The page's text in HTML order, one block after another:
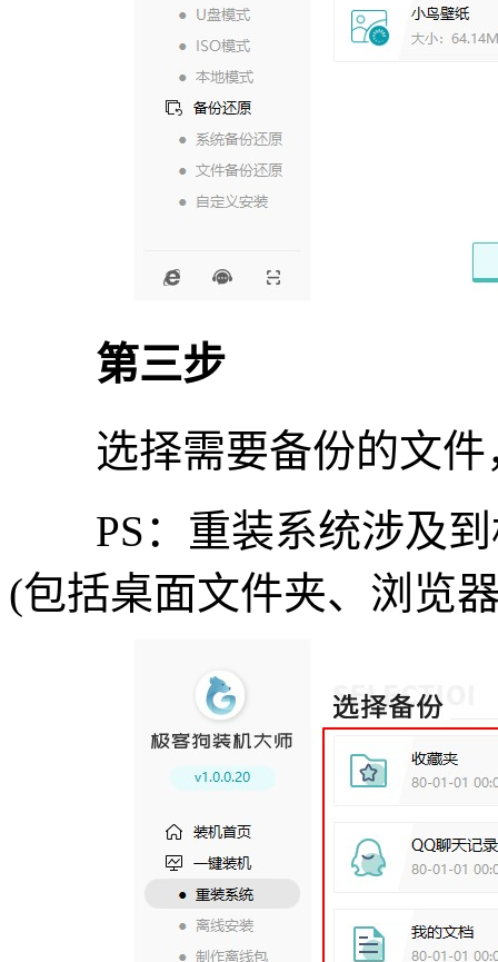
第三步
选择需要备份的文件
PS：重装系统涉及到
(包括桌面文件夹、浏览